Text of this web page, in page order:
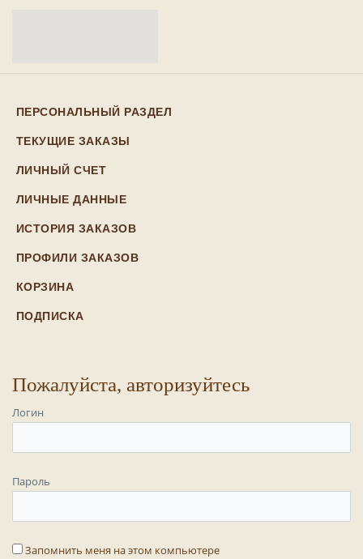
ПЕРСОНАЛЬНЫЙ РАЗДЕЛ
ТЕКУЩИЕ ЗАКАЗЫ
ЛИЧНЫЙ СЧЕТ
ЛИЧНЫЕ ДАННЫЕ
ИСТОРИЯ ЗАКАЗОВ
ПРОФИЛИ ЗАКАЗОВ
КОРЗИНА
ПОДПИСКА
Пожалуйста, авторизуйтесь
Логин
Пароль
Запомнить меня на этом компьютере